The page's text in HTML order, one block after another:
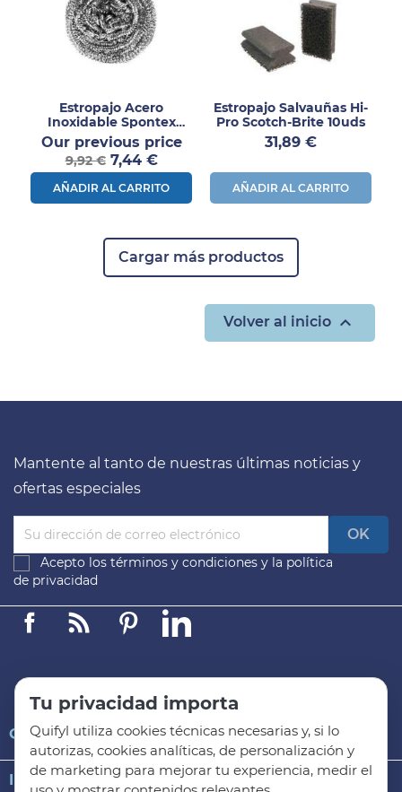
Estropajo Acero
Inoxidable Spontex
Superinox 50 – 10 Uds
Our previous pricePrecio
9,92 € Precio
7,44 €
AÑADIR AL CARRITO
Estropajo Salvauñas Hi-
Pro Scotch-Brite 10uds
Precio
31,89 €
AÑADIR AL CARRITO
Cargar más productos
Volver al inicio 
Mantente al tanto de nuestras últimas noticias y
ofertas especiales
Acepto los términos y condiciones y la política
de privacidad
FacebookLinkedinPinterest
QUIFYL
INFORMACIÓN GENERAL 
Tu privacidad importa
Quifyl utiliza cookies técnicas necesarias y, si lo
autorizas, cookies analíticas, de personalización y
de marketing para mejorar tu experiencia, medir el